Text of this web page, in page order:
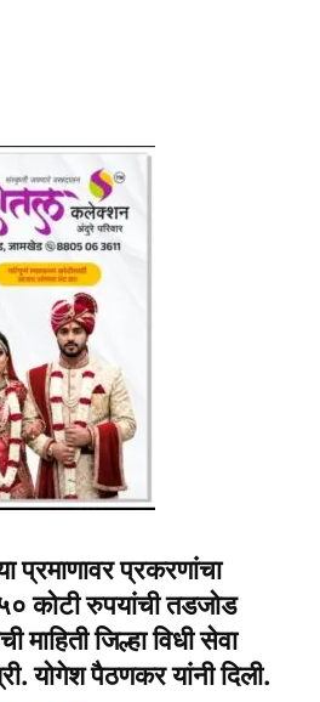
प्रमाणावर प्रकरणांचा
कोटी रुपयांची तडजोड
जिल्हा विधी सेवा
योगेश पैठणकर यांनी दिली.